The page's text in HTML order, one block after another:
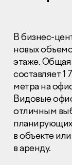
В бизнес-
новых
этаже.
составляет 1
метра на
Видовые
отличным
в объекте
в аренду.